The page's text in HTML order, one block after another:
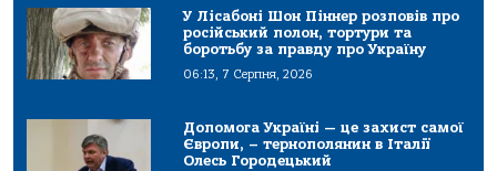
У Лісабоні Шон Піннер розповів про
російський полон, тортури та
боротьбу за правду про Україну
06:13, 7 Серпня, 2026
Допомога Україні — це захист самої
Європи, – тернополянин в Італії
Олесь Городецький